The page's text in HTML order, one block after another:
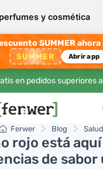
y cosmética
SUMMER
SUMMER Abrir app
en pedidos superiores
Ferwer Blog Salud
rojo está
de sabor